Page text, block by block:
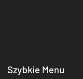
Szybkie Menu